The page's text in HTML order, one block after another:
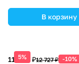
В корзину
5%
11 454 ₽12 727 ₽ -10%